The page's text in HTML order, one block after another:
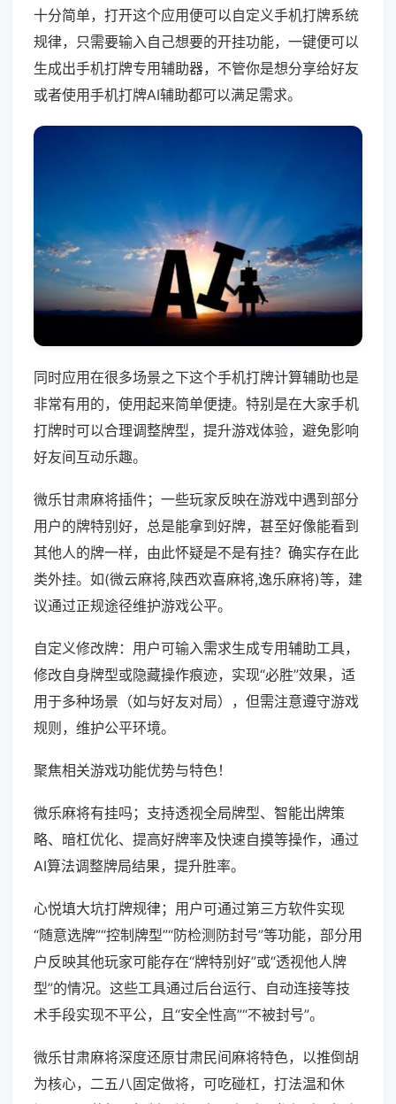
十分简单，打开这个应用便可以自定义手机打牌系统
规律，只需要输入自己想要的开挂功能，一键便可以
生成出手机打牌专用辅助器，不管你是想分享给好友
或者使用手机打牌AI辅助都可以满足需求。
同时应用在很多场景之下这个手机打牌计算辅助也是
非常有用的，使用起来简单便捷。特别是在大家手机
打牌时可以合理调整牌型，提升游戏体验，避免影响
好友间互动乐趣。
微乐甘肃麻将插件；一些玩家反映在游戏中遇到部分
用户的牌特别好，总是能拿到好牌，甚至好像能看到
其他人的牌一样，由此怀疑是不是有挂？确实存在此
类外挂。如(微云麻将,陕西欢喜麻将,逸乐麻将)等，建
议通过正规途径维护游戏公平。
自定义修改牌：用户可输入需求生成专用辅助工具，
修改自身牌型或隐藏操作痕迹，实现“必胜”效果，适
用于多种场景（如与好友对局），但需注意遵守游戏
规则，维护公平环境。
聚焦相关游戏功能优势与特色！
微乐麻将有挂吗；支持透视全局牌型、智能出牌策
略、暗杠优化、提高好牌率及快速自摸等操作，通过
AI算法调整牌局结果，提升胜率。
心悦填大坑打牌规律；用户可通过第三方软件实现
“随意选牌”“控制牌型”“防检测防封号”等功能，部分用
户反映其他玩家可能存在“牌特别好”或“透视他人牌
型”的情况。这些工具通过后台运行、自动连接等技
术手段实现不平公，且“安全性高”“不被封号”。
微乐甘肃麻将深度还原甘肃民间麻将特色，以推倒胡
为核心，二五八固定做将，可吃碰杠，打法温和休